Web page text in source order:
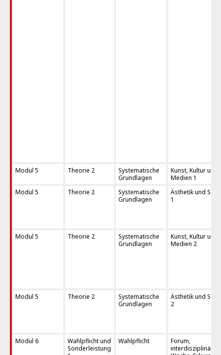
Modul 5 Theorie 2
Systematische
Grundlagen
Kunst, Kultur und
Medien 1
Modul 5
Theorie 2
Systematische
Grundlagen
Ästhetik und
1
Modul 5 Theorie 2
Systematische
Grundlagen
Kunst, Kultur und
Medien 2
Modul 5 Theorie 2
Systematische
Grundlagen
Ästhetik und
2
Modul 6
Wahlpflicht und
Sonderleistung
Wahlpflicht
Forum,
interdisziplinäre